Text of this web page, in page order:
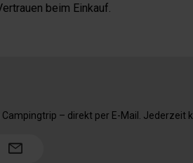
beim Einkauf.
– direkt per E-Mail. Jederzeit